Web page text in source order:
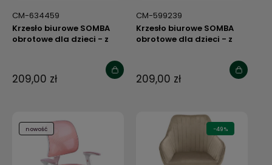
CM-634459
Krzesło biurowe SOMBA
obrotowe dla dzieci - z
podłokietnikami
209,00 zł
CM-599239
Krzesło biurowe SOMBA
obrotowe dla dzieci - z
podłokietnikami
209,00 zł
nowość -49%